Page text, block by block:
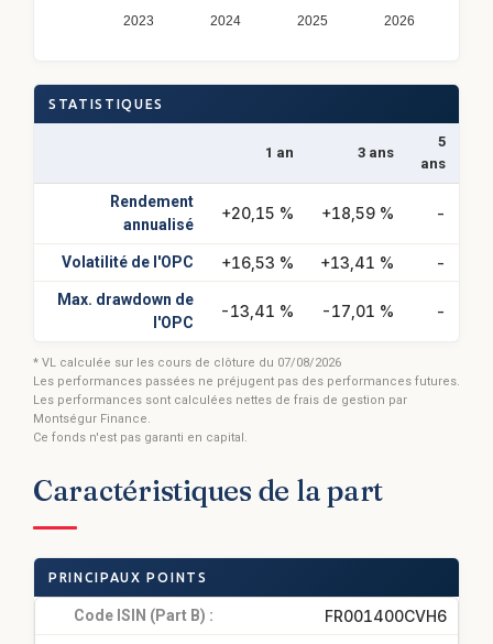
2023 2024 2025 2026
STATISTIQUES
1 an 3 ans
5
ans
Rendement
annualisé
+20,15 % +18,59 % -
Volatilité de l'OPC +16,53 % +13,41 % -
Max. drawdown de
l'OPC
-13,41 % -17,01 % -
* VL calculée sur les cours de clôture du 07/08/2026
Les performances passées ne préjugent pas des performances futures.
Les performances sont calculées nettes de frais de gestion par
Montségur Finance.
Ce fonds n'est pas garanti en capital.
Caractéristiques de la part
PRINCIPAUX POINTS
Code ISIN (Part B) : FR001400CVH6